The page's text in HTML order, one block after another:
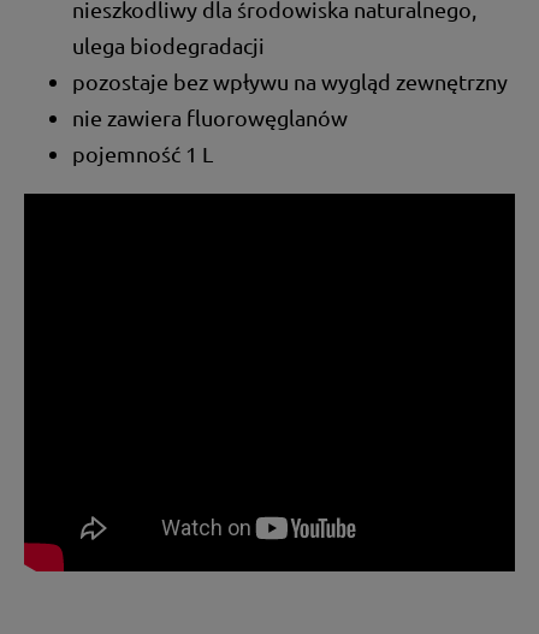
nieszkodliwy dla środowiska naturalnego,
ulega biodegradacji
pozostaje bez wpływu na wygląd zewnętrzny
nie zawiera fluorowęglanów
pojemność 1 L